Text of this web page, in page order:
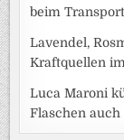
beim
Lavendel,
Kraftquellen
Luca Maroni
Flaschen